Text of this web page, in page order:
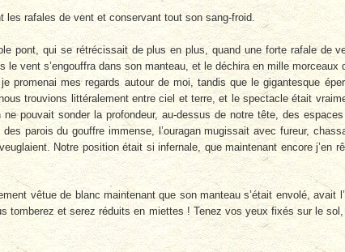
les rafales de vent et conservant tout son sang-froid.
pont, qui se rétrécissait de plus en plus, quand une forte rafale de
vent s’engouffra dans son manteau, et le déchira en mille morceaux
promenai mes regards autour de moi, tandis que le gigantesque
trouvions littéralement entre ciel et terre, et le spectacle était
pouvait sonder la profondeur, au-dessus de notre tête, des
parois du gouffre immense, l’ouragan mugissait avec fureur,
Notre position était si infernale, que maintenant encore j’en
vêtue de blanc maintenant que son manteau s’était envolé, avait
tomberez et serez réduits en miettes ! Tenez vos yeux fixés sur le